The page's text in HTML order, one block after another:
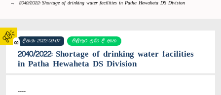
02
2040/2022: Shortage of drinking water facilities in Patha Hewaheta DS Division
දිනය: 2022-09-07 පිළිතුර ලබා දී ඇත
2040/2022: Shortage of drinking water facilities
in Patha Hewaheta DS Division
----